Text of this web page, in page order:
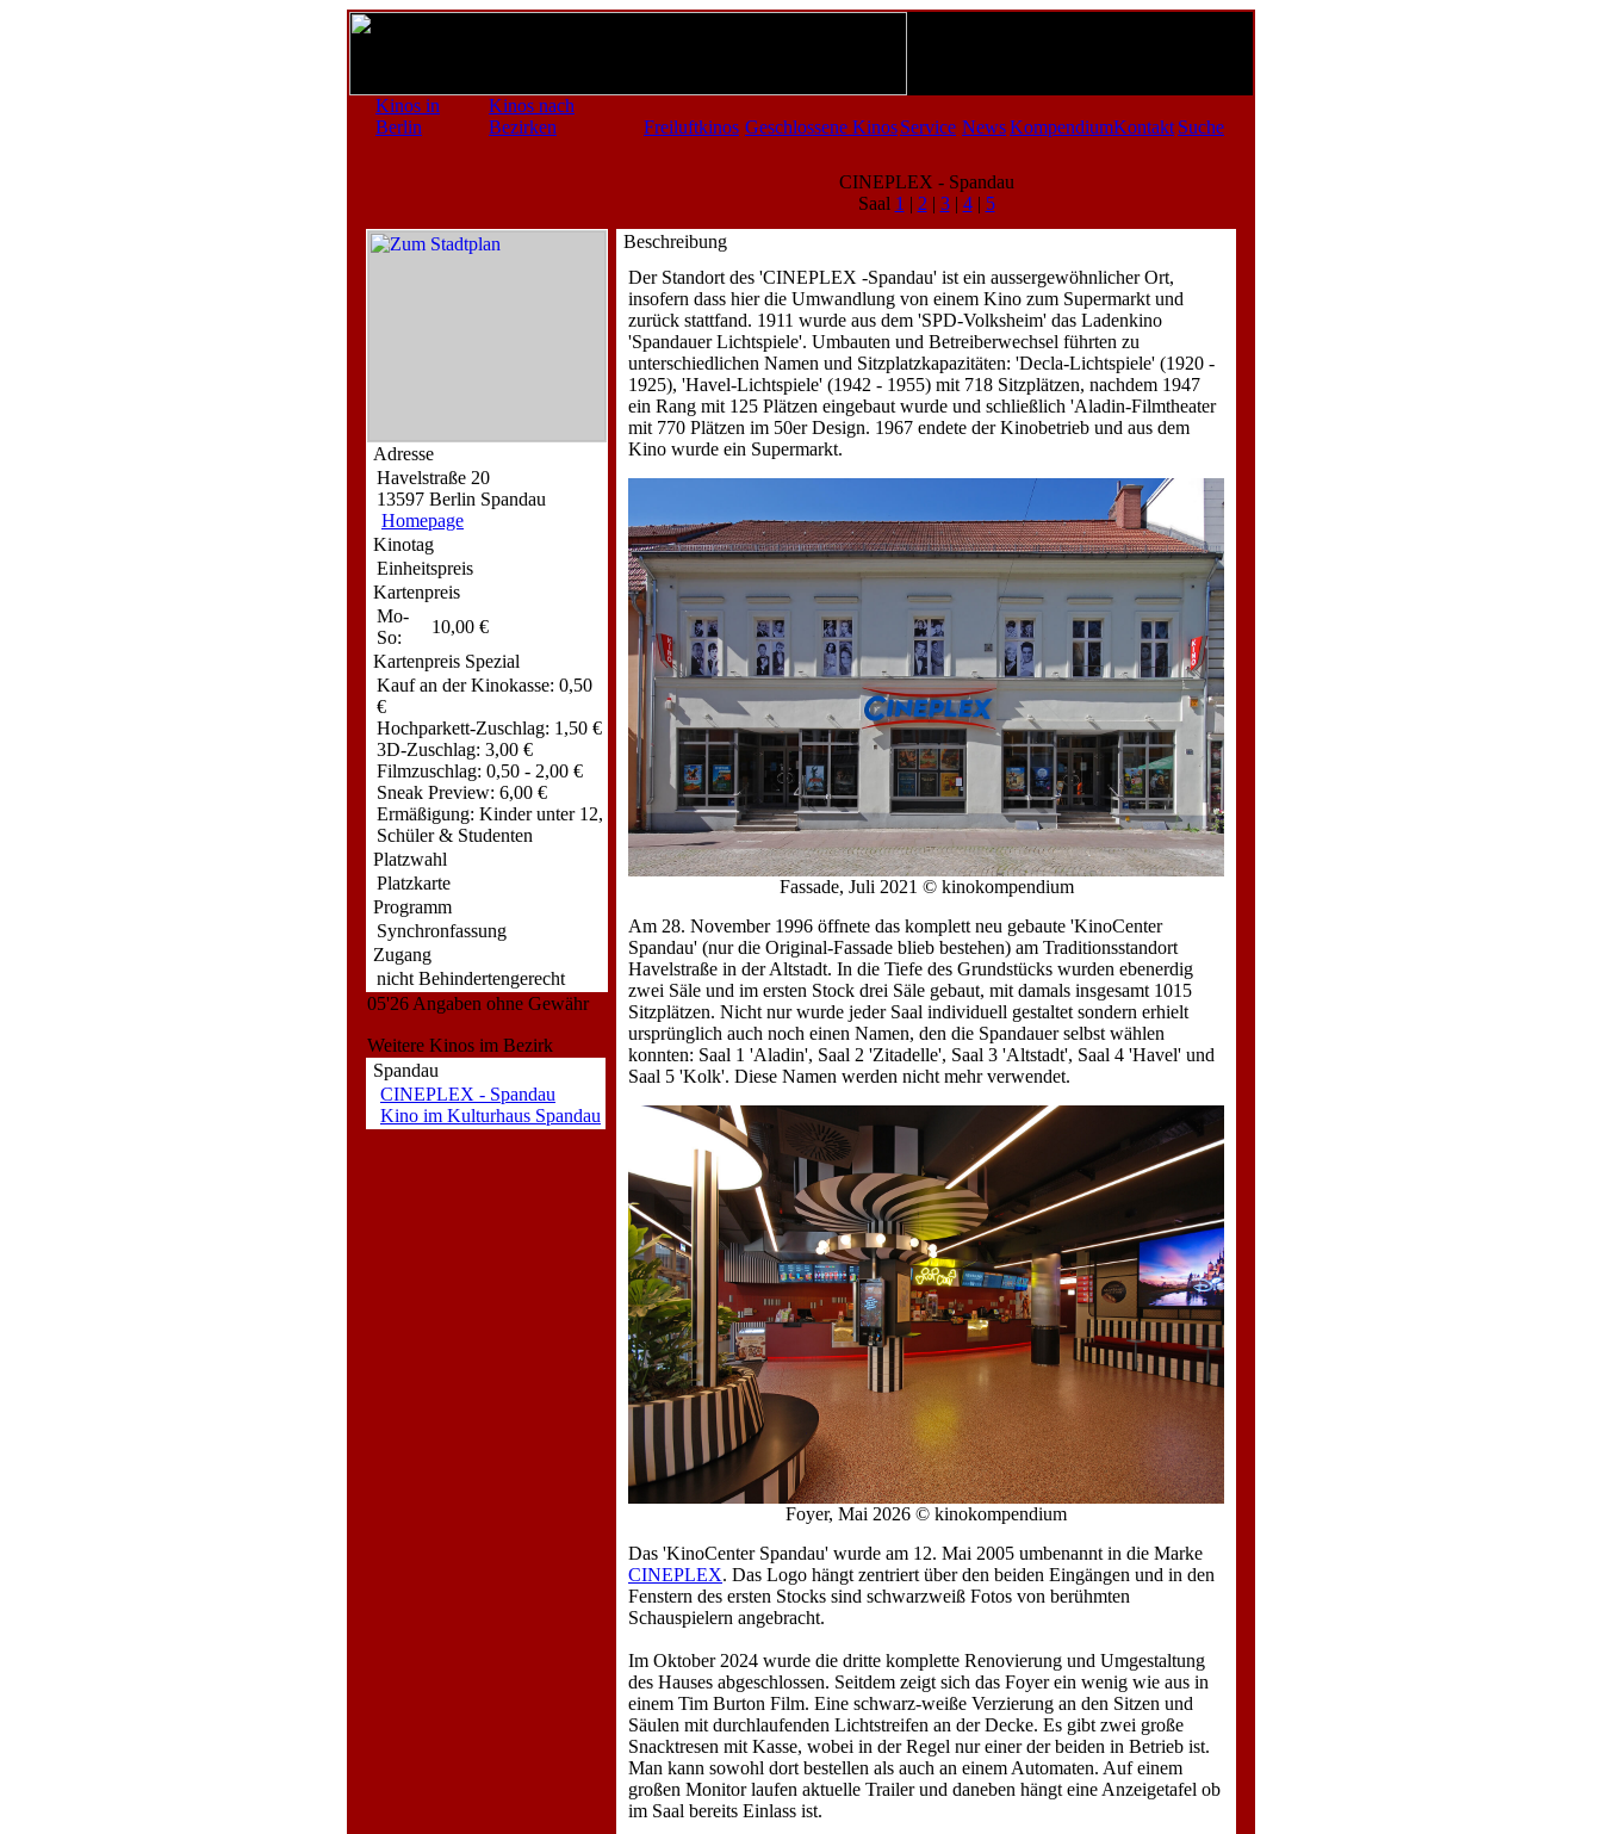
Kinos in
Berlin
Kinos nach
Bezirken
Freiluftkinos Geschlossene KinosService NewsKompendiumKontakt Suche
CINEPLEX - Spandau
Saal 1 | 2 | 3| 4| 5
Adresse
Havelstraße 20
13597 Berlin Spandau
Homepage
Kinotag
Einheitspreis
Kartenpreis
Mo-
So:
10,00 €
Kartenpreis Spezial
Kauf an der Kinokasse: 0,50
€
Hochparkett-Zuschlag: 1,50 €
3D-Zuschlag: 3,00 €
Filmzuschlag: 0,50 - 2,00 €
Sneak Preview: 6,00 €
Ermäßigung: Kinder unter 12,
Schüler & Studenten
Platzwahl
Platzkarte
Programm
Synchronfassung
Zugang
nicht Behindertengerecht
05'26 Angaben ohne Gewähr
Weitere Kinos im Bezirk
Spandau
CINEPLEX - Spandau
Kino im Kulturhaus Spandau
Beschreibung
Der Standort des 'CINEPLEX -Spandau' ist ein aussergewöhnlicher Ort,
insofern dass hier die Umwandlung von einem Kino zum Supermarkt und
zurück stattfand. 1911 wurde aus dem 'SPD-Volksheim' das Ladenkino
'Spandauer Lichtspiele'. Umbauten und Betreiberwechsel führten zu
unterschiedlichen Namen und Sitzplatzkapazitäten: 'Decla-Lichtspiele' (1920 -
1925), 'Havel-Lichtspiele' (1942 - 1955) mit 718 Sitzplätzen, nachdem 1947
ein Rang mit 125 Plätzen eingebaut wurde und schließlich 'Aladin-Filmtheater
mit 770 Plätzen im 50er Design. 1967 endete der Kinobetrieb und aus dem
Kino wurde ein Supermarkt.
Fassade, Juli 2021 © kinokompendium
Am 28. November 1996 öffnete das komplett neu gebaute 'KinoCenter
Spandau' (nur die Original-Fassade blieb bestehen) am Traditionsstandort
Havelstraße in der Altstadt. In die Tiefe des Grundstücks wurden ebenerdig
zwei Säle und im ersten Stock drei Säle gebaut, mit damals insgesamt 1015
Sitzplätzen. Nicht nur wurde jeder Saal individuell gestaltet sondern erhielt
ursprünglich auch noch einen Namen, den die Spandauer selbst wählen
konnten: Saal 1 'Aladin', Saal 2 'Zitadelle', Saal 3 'Altstadt', Saal 4 'Havel' und
Saal 5 'Kolk'. Diese Namen werden nicht mehr verwendet.
Foyer, Mai 2026 © kinokompendium
Das 'KinoCenter Spandau' wurde am 12. Mai 2005 umbenannt in die Marke
CINEPLEX. Das Logo hängt zentriert über den beiden Eingängen und in den
Fenstern des ersten Stocks sind schwarzweiß Fotos von berühmten
Schauspielern angebracht.
Im Oktober 2024 wurde die dritte komplette Renovierung und Umgestaltung
des Hauses abgeschlossen. Seitdem zeigt sich das Foyer ein wenig wie aus in
einem Tim Burton Film. Eine schwarz-weiße Verzierung an den Sitzen und
Säulen mit durchlaufenden Lichtstreifen an der Decke. Es gibt zwei große
Snacktresen mit Kasse, wobei in der Regel nur einer der beiden in Betrieb ist.
Man kann sowohl dort bestellen als auch an einem Automaten. Auf einem
großen Monitor laufen aktuelle Trailer und daneben hängt eine Anzeigetafel ob
im Saal bereits Einlass ist.